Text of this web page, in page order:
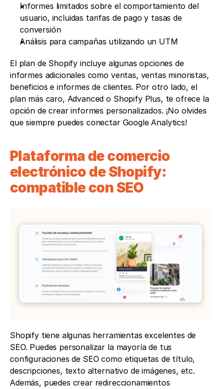
Informes limitados sobre el comportamiento del
usuario, incluidas tarifas de pago y tasas de
conversión
Análisis para campañas utilizando un UTM
El plan de Shopify incluye algunas opciones de
informes adicionales como ventas, ventas minoristas,
beneficios e informes de clientes. Por otro lado, el
plan más caro, Advanced o Shopify Plus, te ofrece la
opción de crear informes personalizados. ¡No olvides
que siempre puedes conectar Google Analytics!
Plataforma de comercio
electrónico de Shopify:
compatible con SEO
Shopify tiene algunas herramientas excelentes de
SEO. Puedes personalizar la mayoría de tus
configuraciones de SEO como etiquetas de título,
descripciones, texto alternativo de imágenes, etc.
Además, puedes crear redireccionamientos